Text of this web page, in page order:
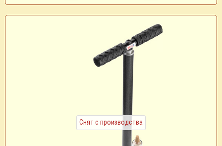
Снят с производства